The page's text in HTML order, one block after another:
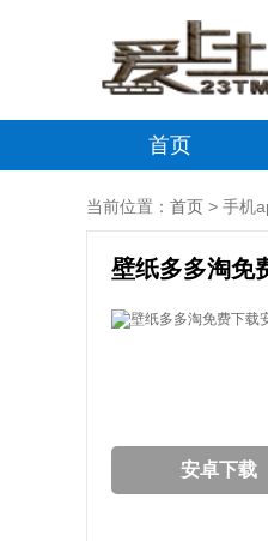
首页
当前位置： 首页 > 手机
壁纸多多淘免
安卓下载